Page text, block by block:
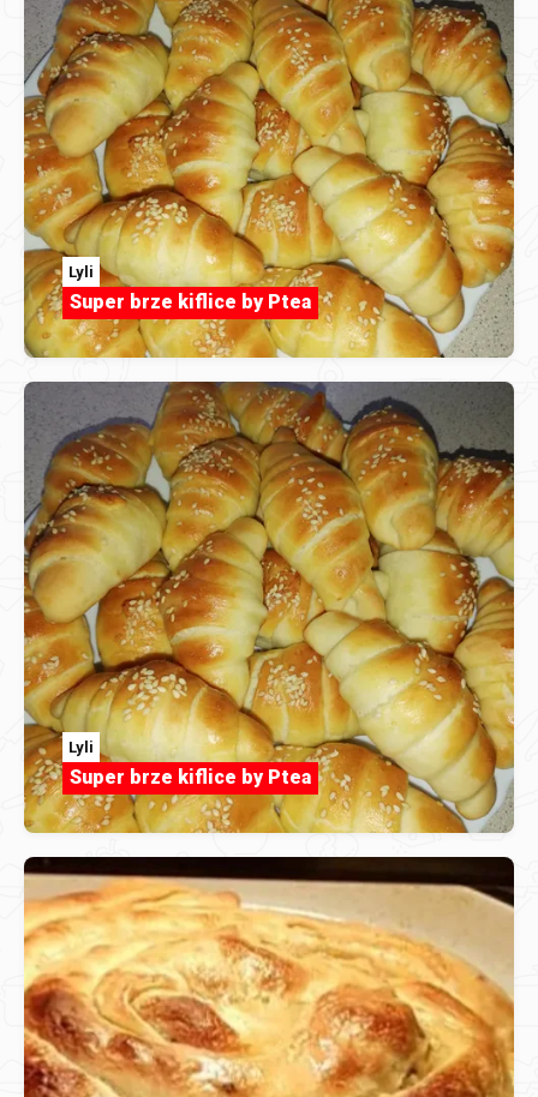
Lyli
Super brze kiflice by Ptea
Lyli
Super brze kiflice by Ptea